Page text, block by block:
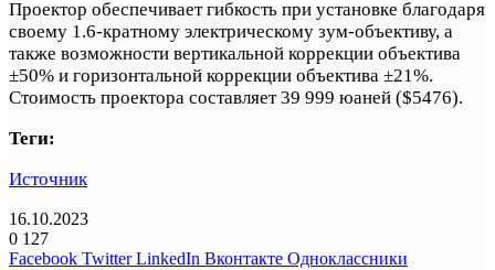
Проектор обеспечивает гибкость при установке благодаря
своему 1.6-кратному электрическому зум-объективу, а
также возможности вертикальной коррекции объектива
±50% и горизонтальной коррекции объектива ±21%.
Стоимость проектора составляет 39 999 юаней ($5476).
Теги:
Источник
16.10.2023
0 127
Facebook Twitter LinkedIn Вконтакте Одноклассники